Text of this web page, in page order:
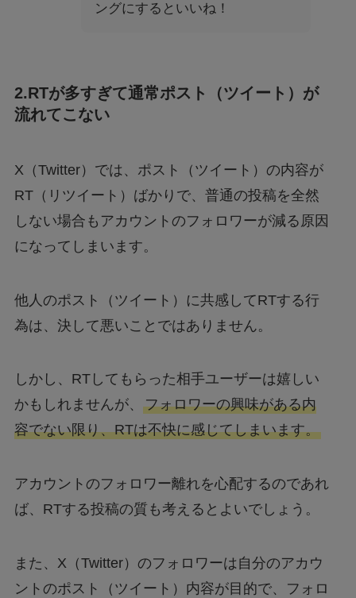
ングにするといいね！
2.RTが多すぎて通常ポスト（ツイート）が
流れてこない
X（Twitter）では、ポスト（ツイート）の内容が
RT（リツイート）ばかりで、普通の投稿を全然
しない場合もアカウントのフォロワーが減る原因
になってしまいます。
他人のポスト（ツイート）に共感してRTする行
為は、決して悪いことではありません。
しかし、RTしてもらった相手ユーザーは嬉しい
かもしれませんが、 フォロワーの興味がある内
容でない限り、RTは不快に感じてしまいます。
アカウントのフォロワー離れを心配するのであれ
ば、RTする投稿の質も考えるとよいでしょう。
また、X（Twitter）のフォロワーは自分のアカウ
ントのポスト（ツイート）内容が目的で、フォロ